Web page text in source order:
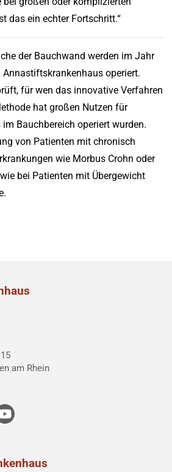
das ein echter Fortschritt.“
der Bauchwand werden im Jahr
Annastiftskrankenhaus operiert.
für wen das innovative Verfahren
hat großen Nutzen für
im Bauchbereich operiert wurden.
von Patienten mit chronisch
wie Morbus Crohn oder
bei Patienten mit Übergewicht
am Rhein